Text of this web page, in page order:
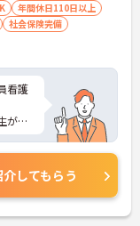
年間休日110日以上
社会保険完備
看護
が整
らに
さ
介してもらう